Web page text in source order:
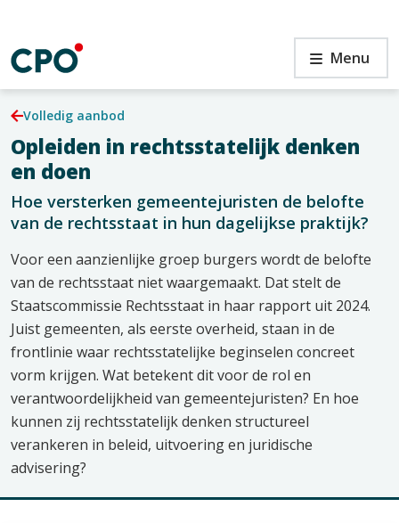
de
inhoud
Arnhem
–
rechtsstatelijk
denken
doen
Menu
Volledig aanbod
Opleiden in rechtsstatelijk denken
en doen
Hoe versterken gemeentejuristen de belofte
van de rechtsstaat in hun dagelijkse praktijk?
Voor een aanzienlijke groep burgers wordt de belofte
van de rechtsstaat niet waargemaakt. Dat stelt de
Staatscommissie Rechtsstaat in haar rapport uit 2024.
Juist gemeenten, als eerste overheid, staan in de
frontlinie waar rechtsstatelijke beginselen concreet
vorm krijgen. Wat betekent dit voor de rol en
verantwoordelijkheid van gemeentejuristen? En hoe
kunnen zij rechtsstatelijk denken structureel
verankeren in beleid, uitvoering en juridische
advisering?